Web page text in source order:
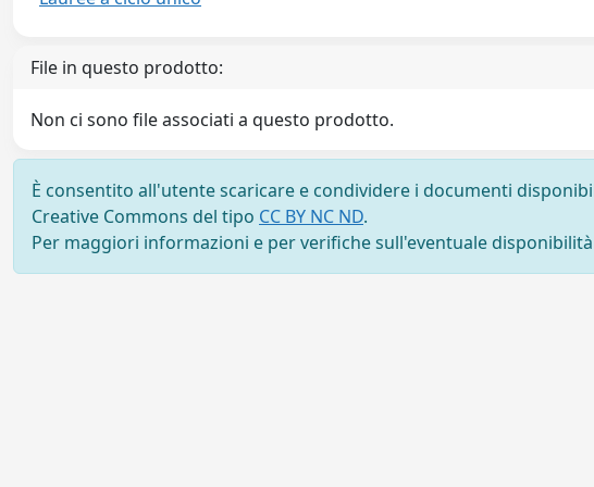
File in questo prodotto:
Non ci sono file associati a questo prodotto.
È consentito all'utente scaricare e condividere i documenti
Creative Commons del tipo CC BY NC ND.
Per maggiori informazioni e per verifiche sull'eventuale